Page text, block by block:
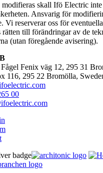
modifieras skall Ifö Electric
Ansvarig för
Vi reserverar oss för
rätten till förändringar av de
(utan föregående avisering).
Fågel Fenix väg 12, 295 31
116, 295 22 Bromölla,
00